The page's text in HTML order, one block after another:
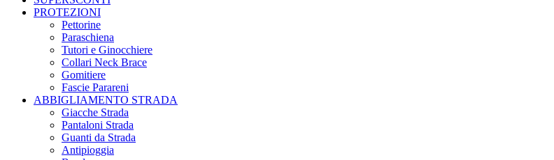
PROTEZIONI
Pettorine
Paraschiena
Tutori e Ginocchiere
Collari Neck Brace
Gomitiere
Fascie Parareni
ABBIGLIAMENTO STRADA
Giacche Strada
Pantaloni Strada
Guanti da Strada
Antipioggia